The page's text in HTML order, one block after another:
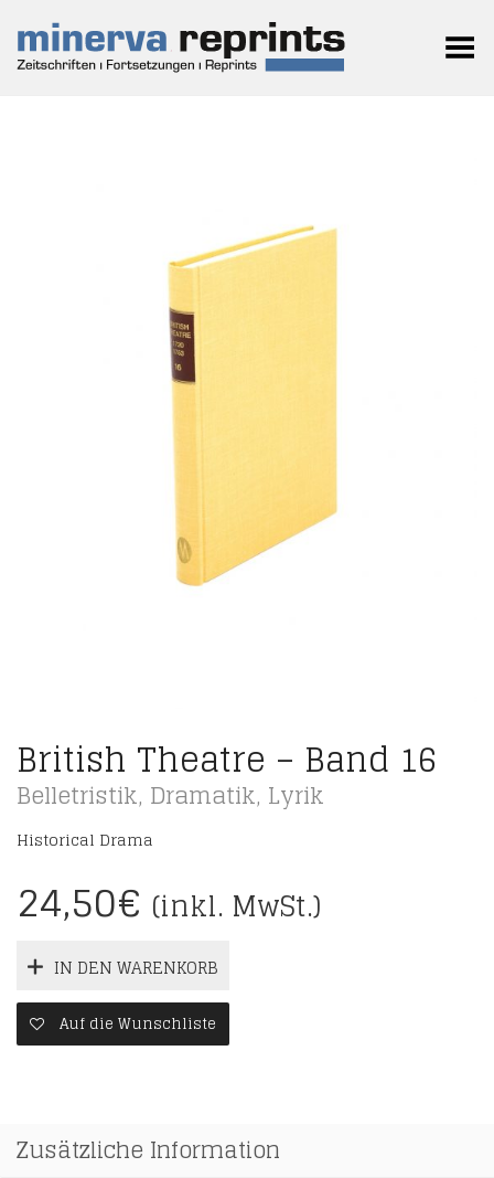
Toggle Menu
British Theatre – Band 16
Belletristik, Dramatik, Lyrik
Historical Drama
24,50€ (inkl. MwSt.)
IN DEN WARENKORB
Auf die Wunschliste
Zusätzliche Information